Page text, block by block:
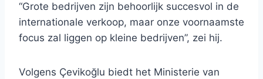
“Grote bedrijven zijn behoorlijk succesvol in de
internationale verkoop, maar onze voornaamste
focus zal liggen op kleine bedrijven”, zei hij.
Volgens Çevikoğlu biedt het Ministerie van